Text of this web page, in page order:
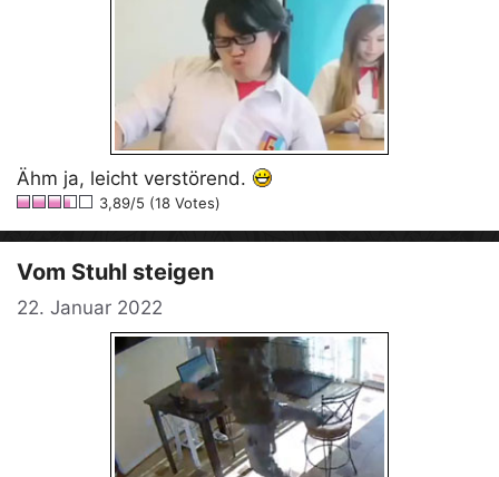
Ähm ja, leicht verstörend.
3,89/5 (18 Votes)
Vom Stuhl steigen
22. Januar 2022